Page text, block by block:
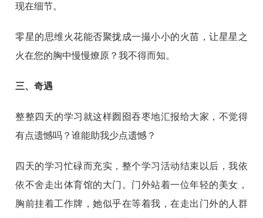
现在细节。
零星的思维火花能否聚拢成一撮小小的火苗，让星星之
火在您的胸中慢慢燎原？我不得而知。
三、奇遇
整整四天的学习就这样囫囵吞枣地汇报给大家，不觉得
有点遗憾吗？谁能助我少点遗憾？
四天的学习忙碌而充实，整个学习活动结束以后，我依
依不舍走出体育馆的大门。门外站着一位年轻的美女，
胸前挂着工作牌，她似乎在等着我，在走出门外的人群